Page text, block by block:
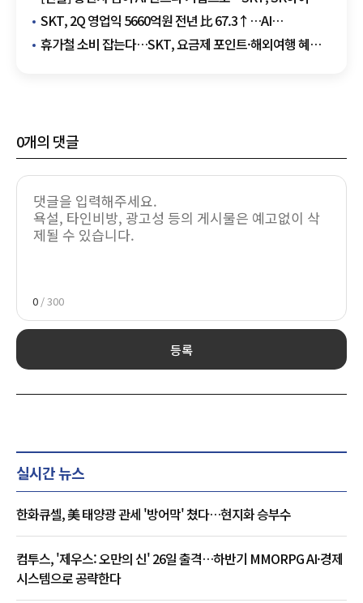
앞세워 데이터센터 주도권 경쟁
SKT, 2Q 영업익 5660억원 전년 比 67.3↑…AI
데이터센터가 만든 새 성장축
휴가철 소비 잡는다…SKT, 요금제 포인트·해외여행 혜택
0개의 댓글
0 / 300
등록
실시간 뉴스
한화큐셀, 美 태양광 관세 '방어막' 쳤다…현지화 승부수
컴투스, '제우스: 오만의 신' 26일 출격…하반기 MMORPG AI·경제
시스템으로 공략한다